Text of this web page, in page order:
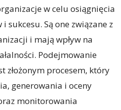
w celu osiągnięcia
sukcesu. Są one związane z
i mają wpływ na
Podejmowanie
złożonym procesem, który
generowania i oceny
monitorowania